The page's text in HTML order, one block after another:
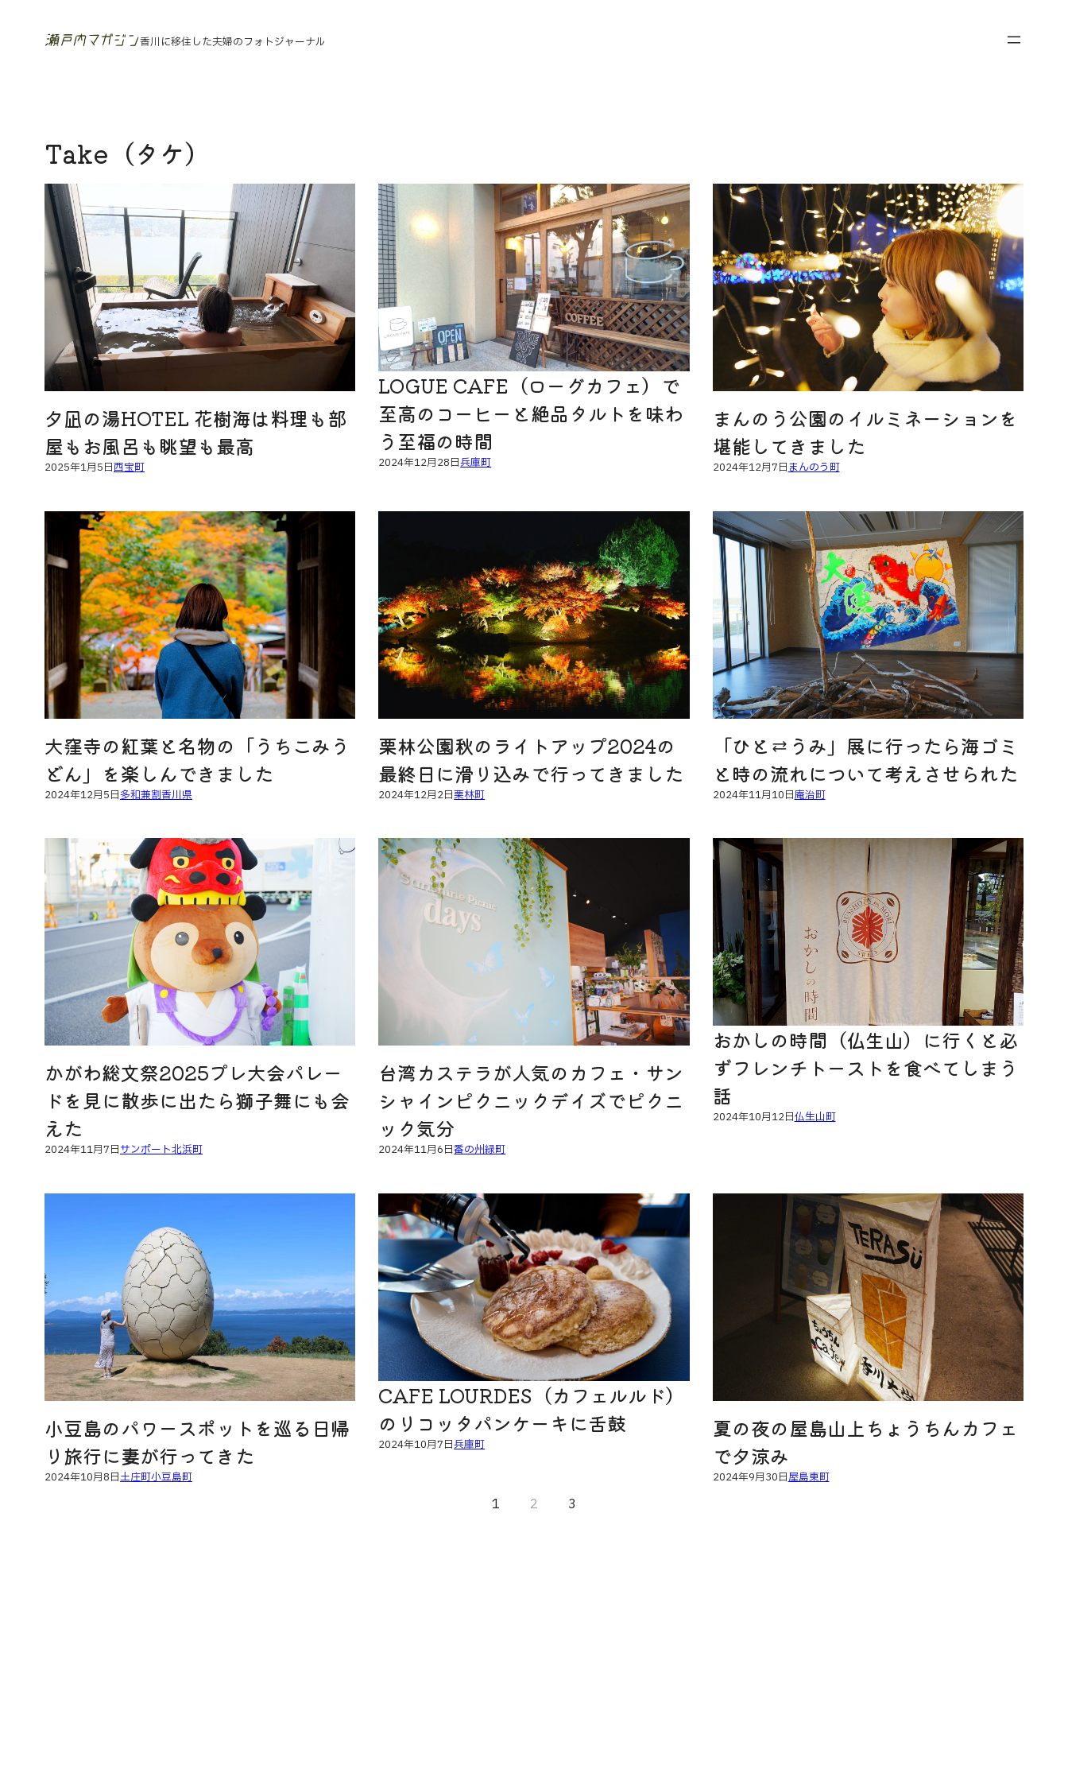
香川に移住した夫婦のフォトジャーナル
Take（タケ）
夕凪の湯HOTEL 花樹海は料理も部
屋もお風呂も眺望も最高
2025年1月5日西宝町
LOGUE CAFE（ローグカフェ）で
至高のコーヒーと絶品タルトを味わ
う至福の時間
2024年12月28日兵庫町
まんのう公園のイルミネーションを
堪能してきました
2024年12月7日まんのう町
大窪寺の紅葉と名物の「うちこみう
どん」を楽しんできました
2024年12月5日多和兼割香川県
栗林公園秋のライトアップ2024の
最終日に滑り込みで行ってきました
2024年12月2日栗林町
「ひと⇄うみ」展に行ったら海ゴミ
と時の流れについて考えさせられた
2024年11月10日庵治町
かがわ総文祭2025プレ大会パレー
ドを見に散歩に出たら獅子舞にも会
えた
2024年11月7日サンポート北浜町
台湾カステラが人気のカフェ・サン
シャインピクニックデイズでピクニ
ック気分
2024年11月6日番の州緑町
おかしの時間（仏生山）に行くと必
ずフレンチトーストを食べてしまう
話
2024年10月12日仏生山町
小豆島のパワースポットを巡る日帰
り旅行に妻が行ってきた
2024年10月8日土庄町小豆島町
CAFE LOURDES（カフェルルド）
のリコッタパンケーキに舌鼓
2024年10月7日兵庫町
夏の夜の屋島山上ちょうちんカフェ
で夕涼み
2024年9月30日屋島東町
1 2 3